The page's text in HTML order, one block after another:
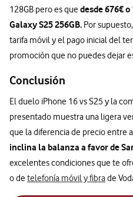
128GB pero es quedesde 676€
Galaxy S25 256GB. Por
tarifa móvil y el pago inicial del
promoción que no puedes dejar
Conclusión
El duelo iPhone 16 vs S25 y la
presentado muestra una ligera
que la diferencia de precio entre
inclina la balanza a favor de
excelentes condiciones que te
o detelefonía móvil y fibrade